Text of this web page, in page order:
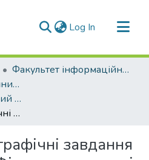
Log In (current)
Факультет інформаційної безпеки та електронних комунікацій
Кафедра інформаційних технологій електронних засобів (Кафедра ІТЕЗ)
Навчально-методичний комплекс дисциплін кафедри ІТЕЗ
Розрахунково-графічні завдання з дисципліни “Фізико-теоретичні основи конструювання електронних апаратів”
завдання